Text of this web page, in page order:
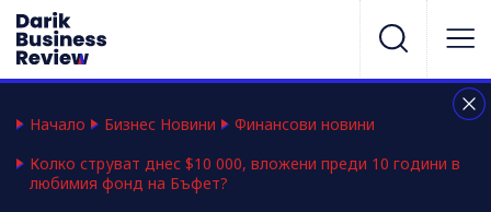
Начало Бизнес Новини
Финансови новини
Колко струват днес $10 000, вложени преди 10 години в
любимия фонд на Бъфет?